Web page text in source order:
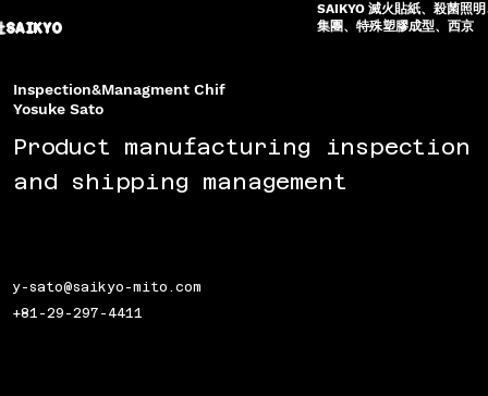
SAIKYO 滅火貼紙、殺菌照
集團、特殊塑膠成型、西京
SAIKYO
Inspection&Managment Chif
Yosuke Sato
Product manufacturing inspection
and shipping management
y-sato@saikyo-mito.com
+81-29-297-4411